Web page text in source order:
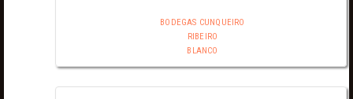
BODEGAS CUNQUEIRO
RIBEIRO
BLANCO